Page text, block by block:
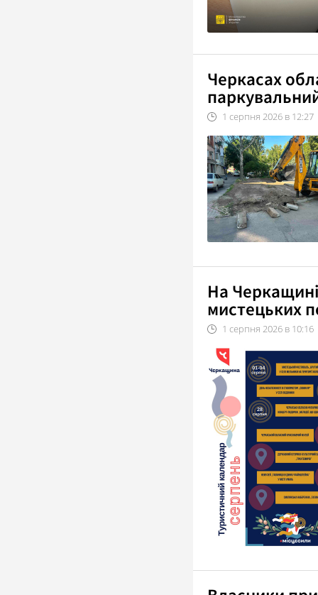
Черкасах
1 серпня 2026 в 12:27
На
мистецьких
1 серпня 2026 в 10:16